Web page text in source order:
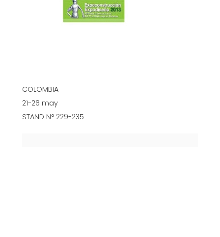
COLOMBIA
21-26 may
STAND N° 229-235